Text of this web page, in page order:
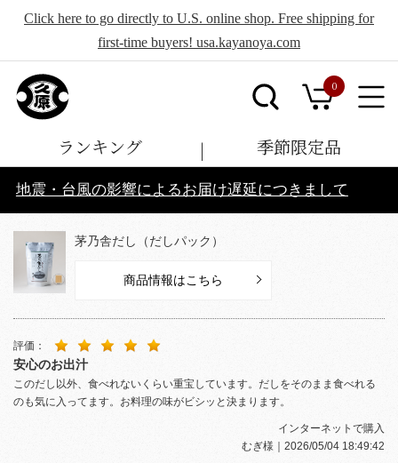
Click here to go directly to U.S. online shop. Free shipping for
first-time buyers! usa.kayanoya.com
0
ランキング 季節限定品
地震・台風の影響によるお届け遅延につきまして
茅乃舎だし（だしパック）
商品情報はこちら
評価：
安心のお出汁
このだし以外、食べれないくらい重宝しています。だしをそのまま食べれる
のも気に入ってます。お料理の味がビシッと決まります。
インターネットで購入
むぎ様 ｜2026/05/04 18:49:42